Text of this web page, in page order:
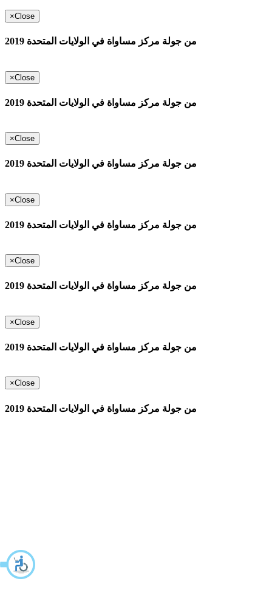
×Close
من جولة مركز مساواة في الولايات المتحدة 2019
×Close
من جولة مركز مساواة في الولايات المتحدة 2019
×Close
من جولة مركز مساواة في الولايات المتحدة 2019
×Close
من جولة مركز مساواة في الولايات المتحدة 2019
×Close
من جولة مركز مساواة في الولايات المتحدة 2019
×Close
من جولة مركز مساواة في الولايات المتحدة 2019
×Close
من جولة مركز مساواة في الولايات المتحدة 2019